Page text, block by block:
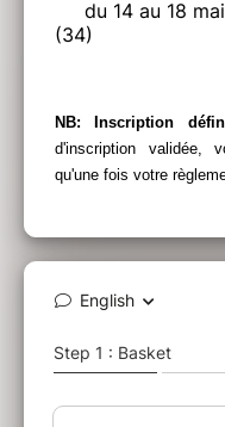
du 14 au 18 mai
(34)
NB: Inscription
d'inscription validée,
qu'une fois votre